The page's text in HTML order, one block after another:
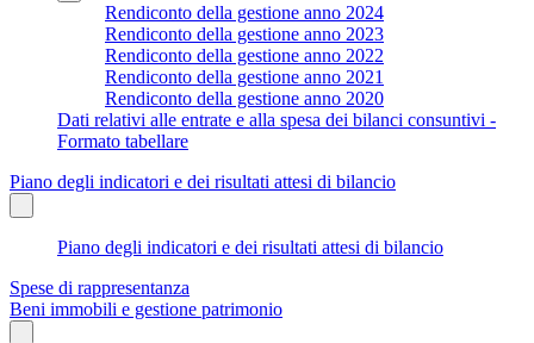
Rendiconto della gestione anno 2024
Rendiconto della gestione anno 2023
Rendiconto della gestione anno 2022
Rendiconto della gestione anno 2021
Rendiconto della gestione anno 2020
Dati relativi alle entrate e alla spesa dei bilanci consuntivi -
Formato tabellare
Piano degli indicatori e dei risultati attesi di bilancio
Piano degli indicatori e dei risultati attesi di bilancio
Spese di rappresentanza
Beni immobili e gestione patrimonio